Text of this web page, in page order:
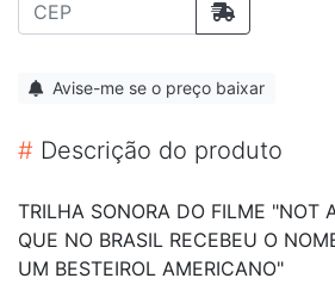
Avise-me se o preço baixar
# Descrição do produto
TRILHA SONORA DO FILME "NOT
QUE NO BRASIL RECEBEU O
UM BESTEIROL AMERICANO"